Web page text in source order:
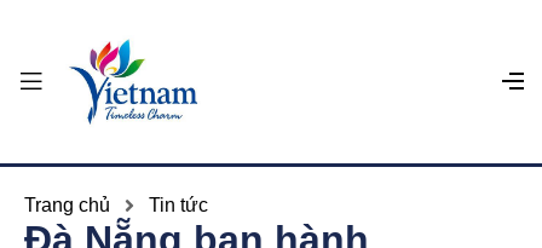
Trang chủ Tin tức